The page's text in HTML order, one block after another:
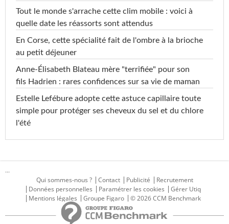
Tout le monde s'arrache cette clim mobile : voici à
quelle date les réassorts sont attendus
En Corse, cette spécialité fait de l'ombre à la brioche
au petit déjeuner
Anne-Élisabeth Blateau mère "terrifiée" pour son
fils Hadrien : rares confidences sur sa vie de maman
Estelle Lefébure adopte cette astuce capillaire toute
simple pour protéger ses cheveux du sel et du chlore
l'été
...
Qui sommes-nous ?
Contact Publicité
Recrutement
Données personnelles
Paramétrer les cookies
Gérer Utiq
Mentions légales
Groupe Figaro © 2026 CCM Benchmark